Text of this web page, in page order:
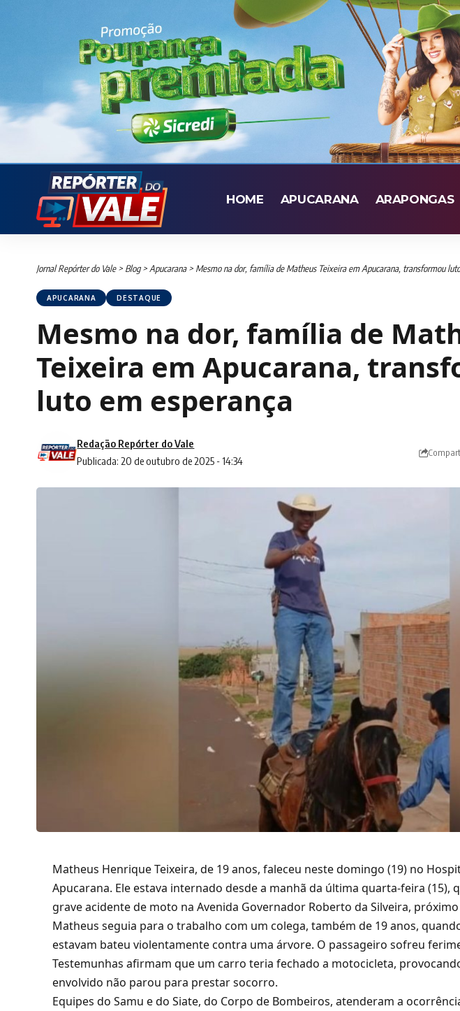
HOME APUCARANA ARAPONGAS
Jornal Repórter do Vale> Blog> Apucarana> Mesmo na dor, família de Matheus Teixeira em Apucarana, transformou
APUCARANA DESTAQUE
Mesmo na dor, família de
Teixeira em Apucarana,
luto em esperança
Publicada: 20 de outubro de 2025 - 14:34
Redação Repórter do Vale
Matheus Henrique Teixeira, de 19 anos, faleceu neste domingo (19) no
Apucarana. Ele estava internado desde a manhã da última quarta-feira (15),
grave acidente de moto na Avenida Governador Roberto da Silveira,
Matheus seguia para o trabalho com um colega, também de 19 anos,
estavam bateu violentamente contra uma árvore. O passageiro sofreu
Testemunhas afirmam que um carro teria fechado a motocicleta,
envolvido não parou para prestar socorro.
Equipes do Samu e do Siate, do Corpo de Bombeiros, atenderam a